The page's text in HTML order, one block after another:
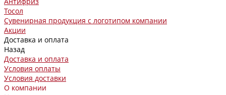
Тосол
Сувенирная продукция с логотипом компании
Акции
Доставка и оплата
Назад
Доставка и оплата
Условия оплаты
Условия доставки
О компании